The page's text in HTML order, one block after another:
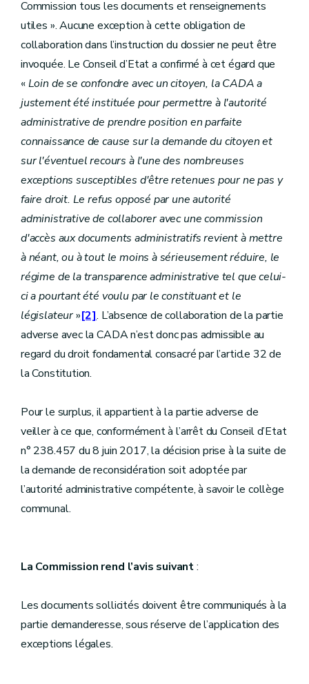
Commission tous les documents et renseignements
utiles ». Aucune exception à cette obligation de
collaboration dans l’instruction du dossier ne peut être
invoquée. Le Conseil d’Etat a confirmé à cet égard que
«Loin de se confondre avec un citoyen, la CADA a
justement été instituée pour permettre à l'autorité
administrative de prendre position en parfaite
connaissance de cause sur la demande du citoyen et
sur l'éventuel recours à l'une des nombreuses
exceptions susceptibles d'être retenues pour ne pas y
faire droit. Le refus opposé par une autorité
administrative de collaborer avec une commission
d'accès aux documents administratifs revient à mettre
à néant, ou à tout le moins à sérieusement réduire, le
régime de la transparence administrative tel que celui-
ci a pourtant été voulu par le constituant et le
législateur»[2]. L’absence de collaboration de la partie
adverse avec la CADA n’est donc pas admissible au
regard du droit fondamental consacré par l’article 32 de
la Constitution.
Pour le surplus, il appartient à la partie adverse de
veiller à ce que, conformément à l’arrêt du Conseil d’Etat
n° 238.457 du 8 juin 2017, la décision prise à la suite de
la demande de reconsidération soit adoptée par
l’autorité administrative compétente, à savoir le collège
communal.
La Commission rend l’avis suivant:
Les documents sollicités doivent être communiqués à la
partie demanderesse, sous réserve de l’application des
exceptions légales.